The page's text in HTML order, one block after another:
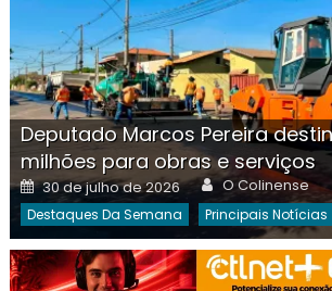
Deputado Marcos Pereira
milhões para obras e serviços
Posted
on
30 de julho de 2026 Author
O Colinense
Destaques Da Semana Principais Notícias